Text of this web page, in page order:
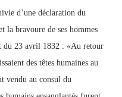
d’une déclaration du
la bravoure de ses hommes
du 23 avril 1832 : «Au retour
des têtes humaines au
vendu au consul du